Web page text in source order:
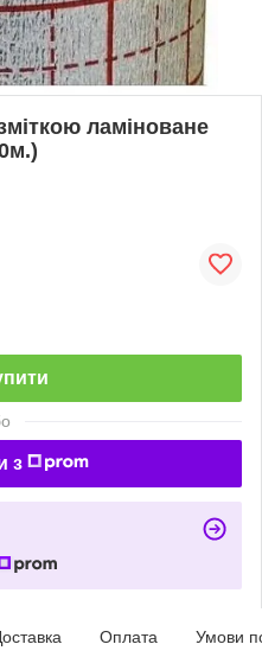
ламіноване
з
Оплата Умови